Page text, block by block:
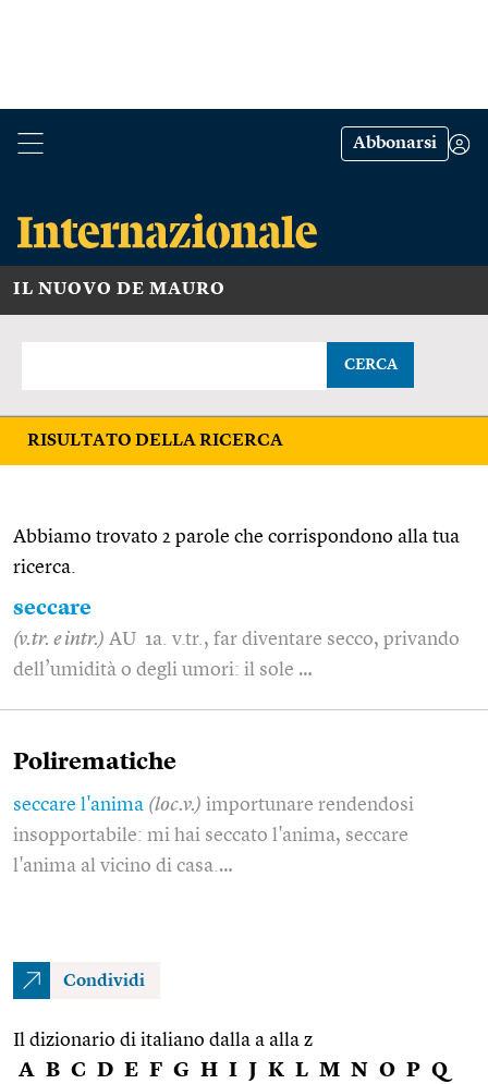
Abbonarsi
IL NUOVO DE MAURO
CERCA
RISULTATO DELLA RICERCA
Abbiamo trovato 2 parole che corrispondono alla tua
ricerca.
seccare
(v.tr. e intr.) AU 1a. v.tr., far diventare secco, privando
dell’umidità o degli umori: il sole …
Polirematiche
seccare l'anima (loc.v.) importunare rendendosi
insopportabile: mi hai seccato l'anima, seccare
l'anima al vicino di casa.…
Condividi
Il dizionario di italiano dalla a alla z
A B C D E F G H I J K L M N O P Q